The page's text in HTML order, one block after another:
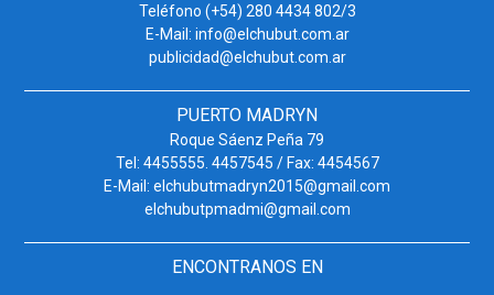
Teléfono (+54) 280 4434 802/3
E-Mail: info@elchubut.com.ar
publicidad@elchubut.com.ar
PUERTO MADRYN
Roque Sáenz Peña 79
Tel: 4455555. 4457545 / Fax: 4454567
E-Mail: elchubutmadryn2015@gmail.com
elchubutpmadmi@gmail.com
ENCONTRANOS EN